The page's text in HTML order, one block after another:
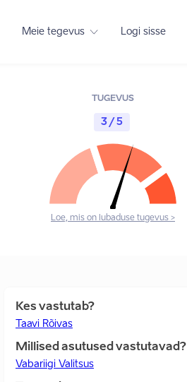
Meie tegevus Logi sisse
TUGEVUS
3 / 5
Loe, mis on lubaduse tugevus >
Kes vastutab?
Taavi Rõivas
Millised asutused vastutavad?
Vabariigi Valitsus